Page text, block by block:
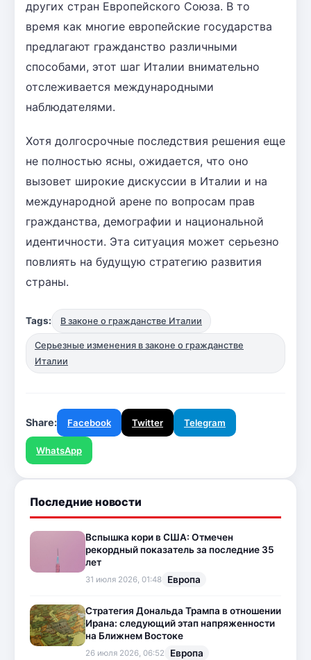
других стран Европейского Союза. В то
время как многие европейские государства
предлагают гражданство различными
способами, этот шаг Италии внимательно
отслеживается международными
наблюдателями.
Хотя долгосрочные последствия решения еще
не полностью ясны, ожидается, что оно
вызовет широкие дискуссии в Италии и на
международной арене по вопросам прав
гражданства, демографии и национальной
идентичности. Эта ситуация может серьезно
повлиять на будущую стратегию развития
страны.
Tags: В законе о гражданстве Италии
Серьезные изменения в законе о гражданстве
Италии
Share: Facebook Twitter Telegram
WhatsApp
Последние новости
Вспышка кори в США: Отмечен
рекордный показатель за последние 35
лет
31 июля 2026, 01:48 Европа
Стратегия Дональда Трампа в отношении
Ирана: следующий этап напряженности
на Ближнем Востоке
26 июля 2026, 06:52 Европа